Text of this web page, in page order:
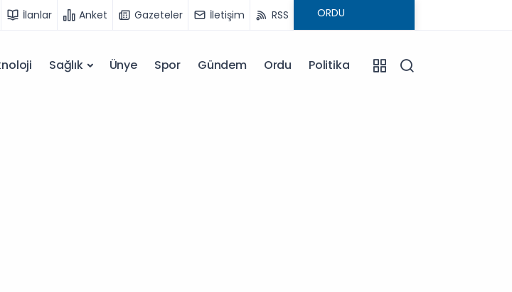
İlanlar Anket Gazeteler İletişim RSS
Sağlık Ünye Spor Gündem Ordu Politika